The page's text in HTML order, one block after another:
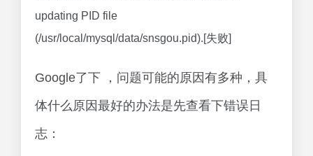
updating PID file
(/usr/local/mysql/data/snsgou.pid).[失败]
Google了下 ，问题可能的原因有多种，具
体什么原因最好的办法是先查看下错误日
志：